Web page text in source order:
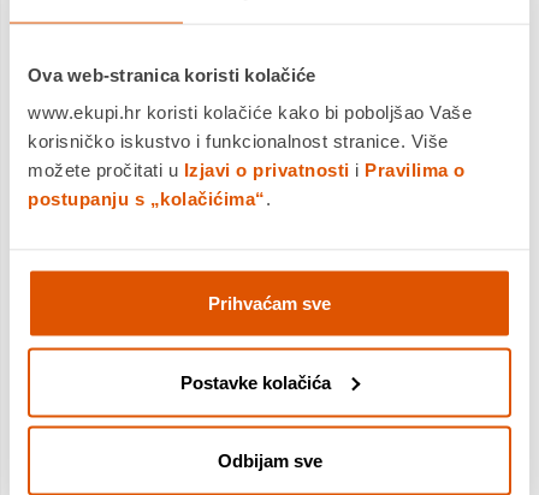
Ova web-stranica koristi kolačiće
www.ekupi.hr koristi kolačiće kako bi poboljšao Vaše
korisničko iskustvo i funkcionalnost stranice. Više
možete pročitati u Izjavi o privatnosti i Pravilima o
postupanju s „kolačićima“.
Prihvaćam sve
Postavke kolačića
Odbijam sve
WFL-100616CSI
WNGPI72SBS
369,00 €